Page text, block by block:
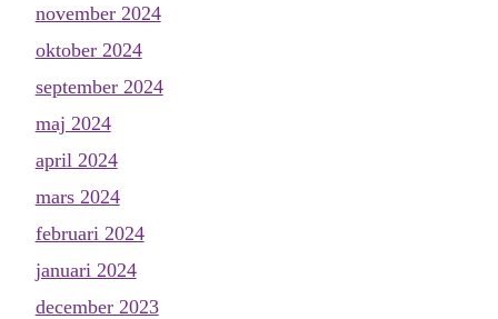
november 2024
oktober 2024
september 2024
maj 2024
april 2024
mars 2024
februari 2024
januari 2024
december 2023